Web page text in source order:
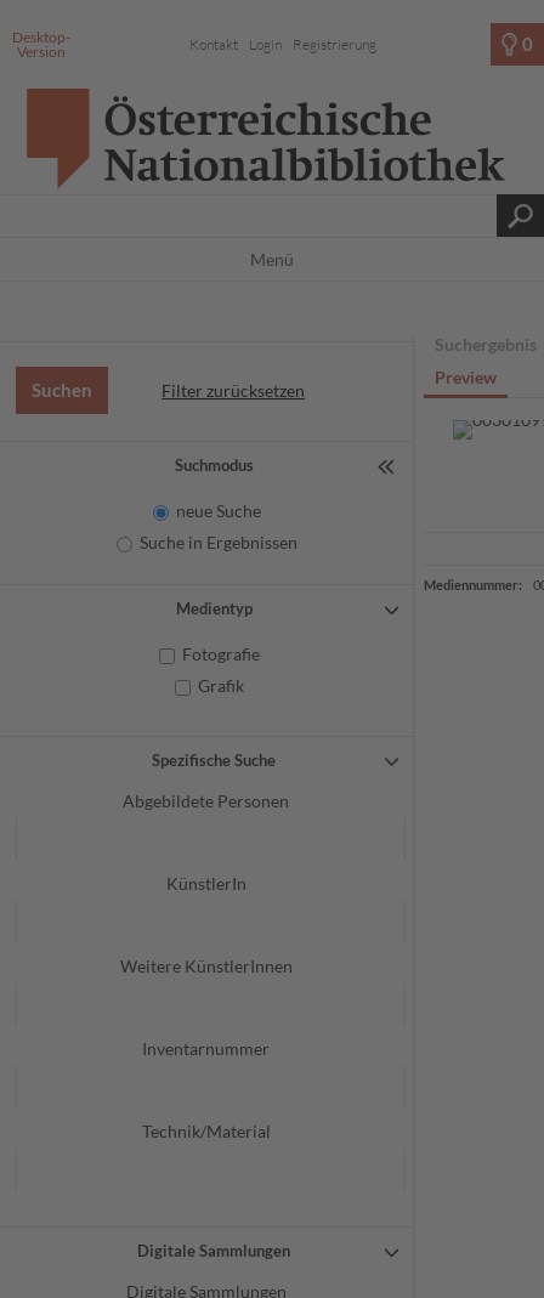
Desktop-
Version
Kontakt Login Registrierung 0
Menü
Filter zurücksetzen
Suchmodus
neue Suche
Suche in Ergebnissen
Medientyp
Fotografie
Grafik
Spezifische Suche
Abgebildete Personen
KünstlerIn
Weitere KünstlerInnen
Inventarnummer
Technik/Material
Digitale Sammlungen
Digitale Sammlungen
Suchergebnis
Preview
Mediennummer: